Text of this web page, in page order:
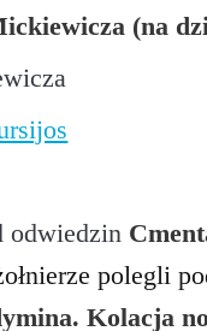
(na
odwiedzin
polegli
Kolacja